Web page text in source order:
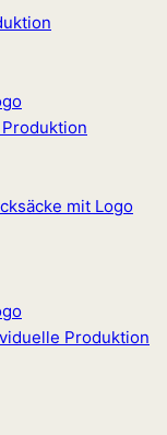
Produktion